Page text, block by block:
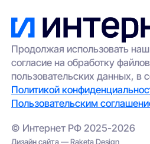
Продолжая использовать
согласие на обработку
пользовательских данных, в
Политикой
Пользовательским
© Интернет РФ 2025-2026
Дизайн сайта — Raketa Design